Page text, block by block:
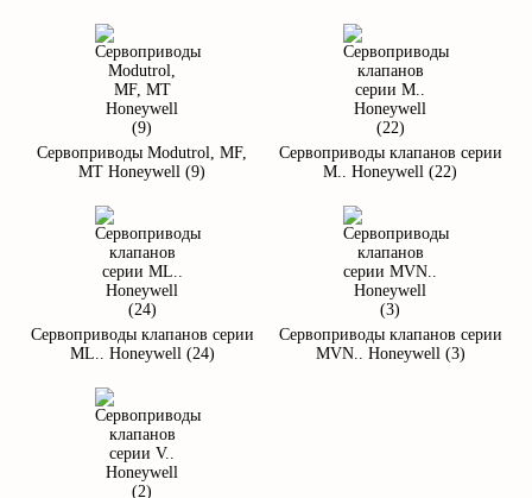
Сервоприводы Modutrol, MF,
MT Honeywell (9)
Сервоприводы клапанов серии
M.. Honeywell (22)
Сервоприводы клапанов серии
ML.. Honeywell (24)
Сервоприводы клапанов серии
MVN.. Honeywell (3)